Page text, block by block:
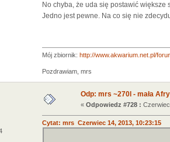
No chyba, że uda się postawić większe
Jedno jest pewne. Na co się nie
Mój zbiornik: http://www.akwarium.net.pl/
Pozdrawiam, mrs
Odp: mrs ~270l - mała
« Odpowiedz #728 :
Cytat: mrs Czerwiec 14, 2013, 10:23:15